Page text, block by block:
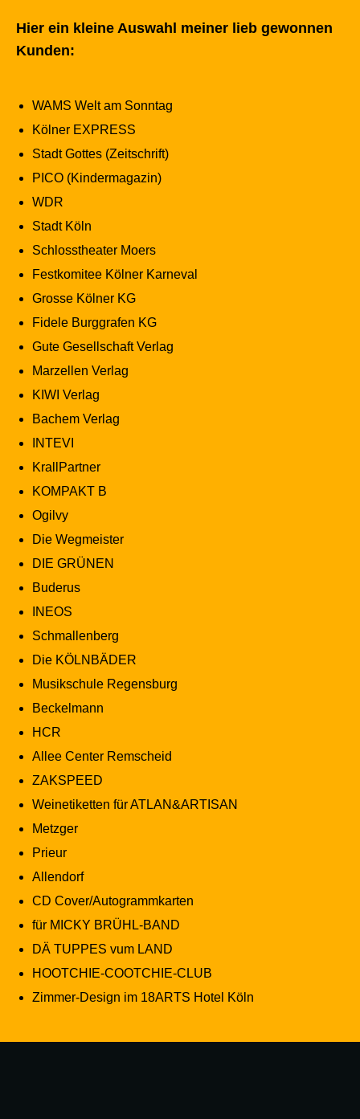
Hier ein kleine Auswahl meiner lieb gewonnen
Kunden:
WAMS Welt am Sonntag
Kölner EXPRESS
Stadt Gottes (Zeitschrift)
PICO (Kindermagazin)
WDR
Stadt Köln
Schlosstheater Moers
Festkomitee Kölner Karneval
Grosse Kölner KG
Fidele Burggrafen KG
Gute Gesellschaft Verlag
Marzellen Verlag
KIWI Verlag
Bachem Verlag
INTEVI
KrallPartner
KOMPAKT B
Ogilvy
Die Wegmeister
DIE GRÜNEN
Buderus
INEOS
Schmallenberg
Die KÖLNBÄDER
Musikschule Regensburg
Beckelmann
HCR
Allee Center Remscheid
ZAKSPEED
Weinetiketten für ATLAN&ARTISAN
Metzger
Prieur
Allendorf
CD Cover/Autogrammkarten
für MICKY BRÜHL-BAND
DÄ TUPPES vum LAND
HOOTCHIE-COOTCHIE-CLUB
Zimmer-Design im 18ARTS Hotel Köln